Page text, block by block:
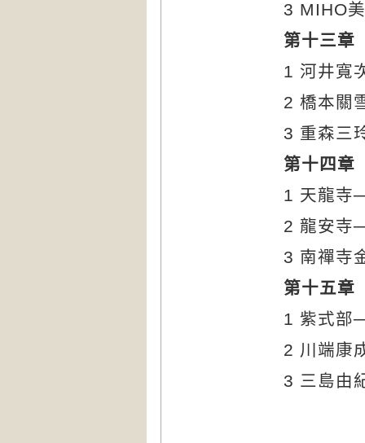
3 MIHO
第十三章
1 河井寬
2 橋本關
3 重森三
第十四
1 天龍寺
2 龍安寺
3 南禪寺
第十五
1 紫式部
2 川端康
3 三島由